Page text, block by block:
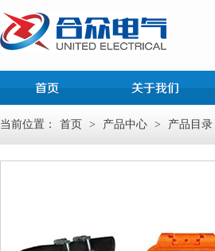
当前位置： 首页 > 产品中心 > 产品目录